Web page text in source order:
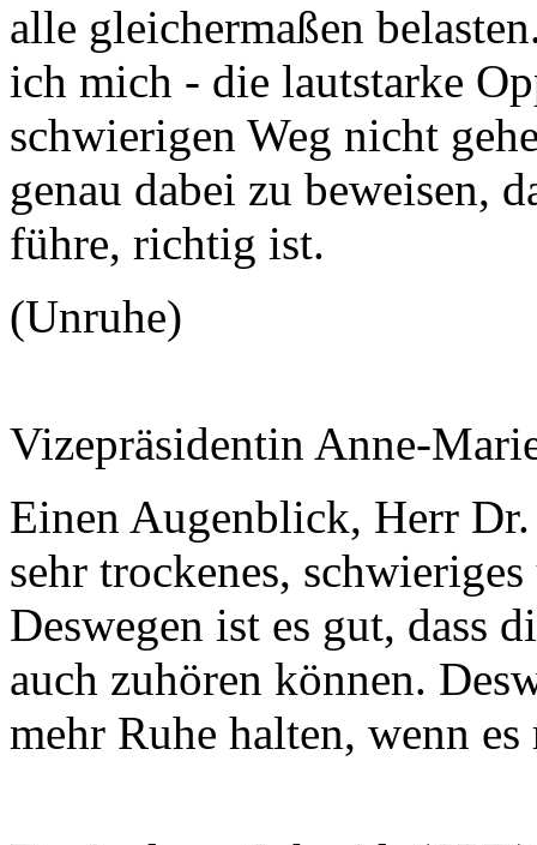
alle gleichermaßen
ich mich - die lautstarke
schwierigen Weg nicht
genau dabei zu beweisen,
führe, richtig ist.
(Unruhe)
Vizepräsidentin Anne-
Einen Augenblick, Herr
sehr trockenes,
Deswegen ist es gut, dass
auch zuhören können.
mehr Ruhe halten, wenn